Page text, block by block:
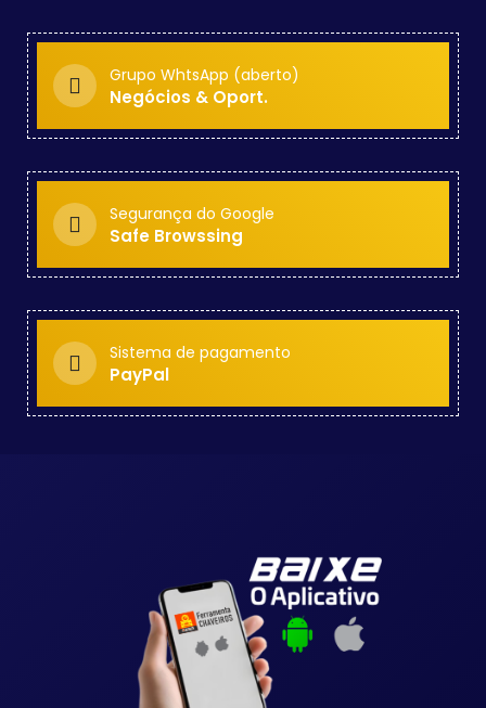
Grupo WhtsApp (aberto)
Negócios & Oport.
Segurança do Google
Safe Browssing
Sistema de pagamento
PayPal